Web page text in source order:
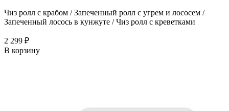
Чиз ролл с крабом / Запеченный ролл с угрем и лососем /
Запеченный лосось в кунжуте / Чиз ролл с креветками
2 299 ₽
В корзину